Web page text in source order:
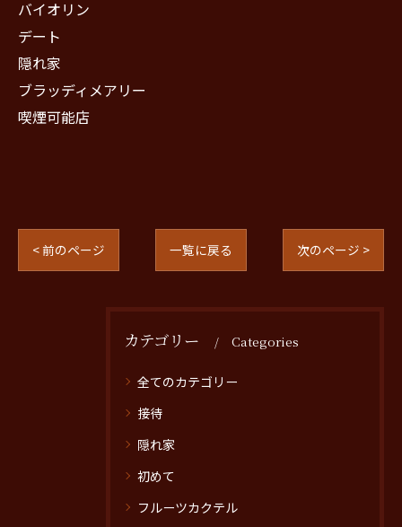
バイオリン
デート
隠れ家
ブラッディメアリー
喫煙可能店
< 前のページ 一覧に戻る 次のページ >
カテゴリー Categories
全てのカテゴリー
接待
隠れ家
初めて
フルーツカクテル